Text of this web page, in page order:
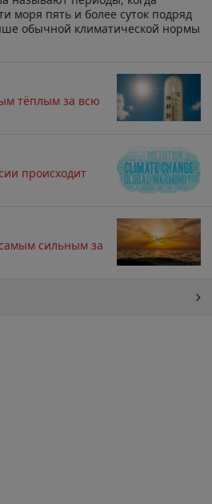
моря пять и более суток подряд
обычной климатической нормы
тёплым за всю
происходит
сильным за